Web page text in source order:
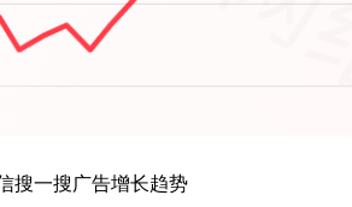
搜一搜广告增长趋势